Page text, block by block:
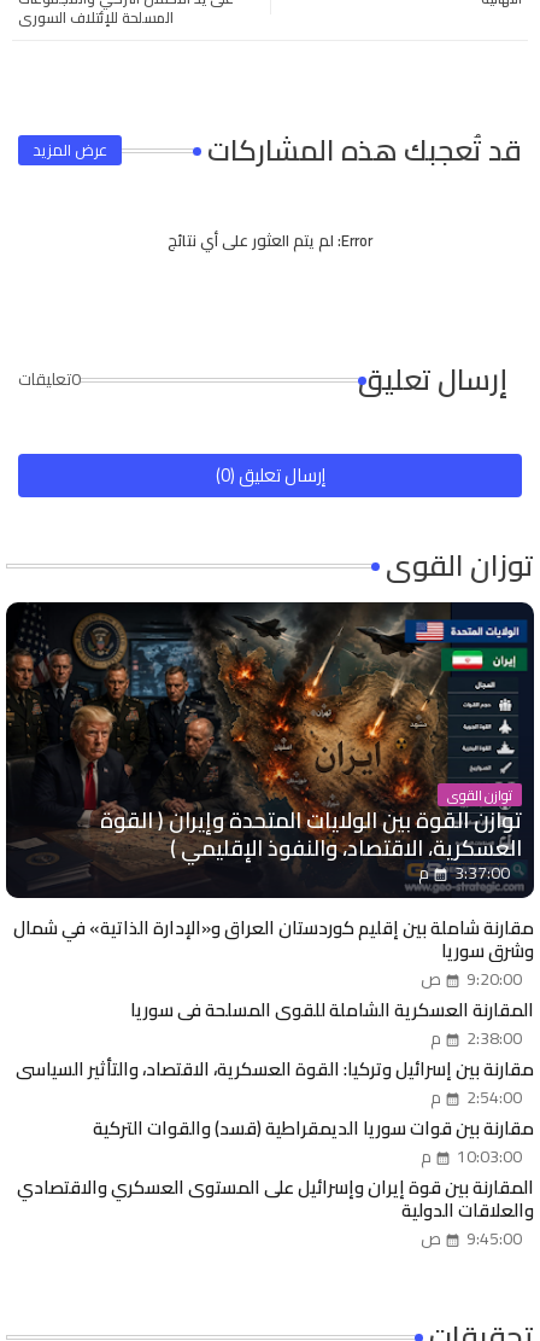
المسلحة للإئتلاف السوري
قد تُعجبك هذه المشاركات عرض المزيد
Error: لم يتم العثور على أي نتائج
إرسال تعليق 0تعليقات
إرسال تعليق (0)
توزان القوى
توازن القوى
توازن القوة بين الولايات المتحدة وإيران ( القوة
العسكرية، الاقتصاد، والنفوذ الإقليمي )
3:37:00 م
مقارنة شاملة بين إقليم كوردستان العراق و«الإدارة الذاتية» في شمال
وشرق سوريا
9:20:00 ص
المقارنة العسكرية الشاملة للقوى المسلحة في سوريا
2:38:00 م
مقارنة بين إسرائيل وتركيا: القوة العسكرية، الاقتصاد، والتأثير السياسي
2:54:00 م
مقارنة بين قوات سوريا الديمقراطية (قسد) والقوات التركية
10:03:00 م
المقارنة بين قوة إيران وإسرائيل على المستوى العسكري والاقتصادي
والعلاقات الدولية
9:45:00 ص